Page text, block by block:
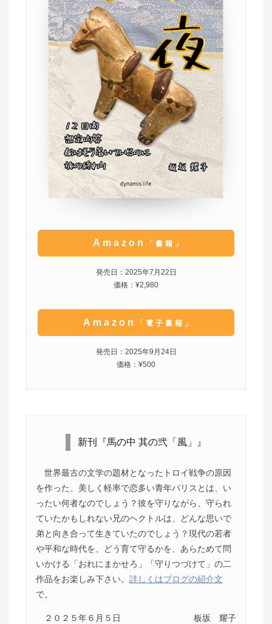
Amazon 「書籍」
発売日：2025年7月22日
価格：¥2,980
Amazon 「電子書籍」
発売日：2025年9月24日
価格：¥500
新刊『馬の中 其の弐「風」』
世界最古の文学の題材となったトロイ戦争の原因
を作った、美しく軽率で恋多い青年パリスとは、い
ったい何者なのでしょう？彼を守りながら、守られ
ていたかもしれない兄のヘクトルは、どんな思いで
弟と向き合って生きていたのでしょう？現代の若者
や平和な時代を、どう育て守るかを、あらためて問
いかける「おれにまかせろ」「守りつづけて」の二
作品をお楽しみ下さい。 詳しくはブログの紹介文
で。
２０２５年６月５日 板坂 耀子